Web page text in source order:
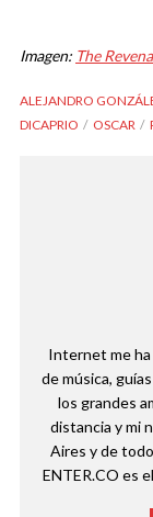
Imagen: The
ALEJANDRO
DICAPRIO
OSCAR
Internet me ha
de música,
los grandes
distancia y mi
Aires y de
ENTER.CO es